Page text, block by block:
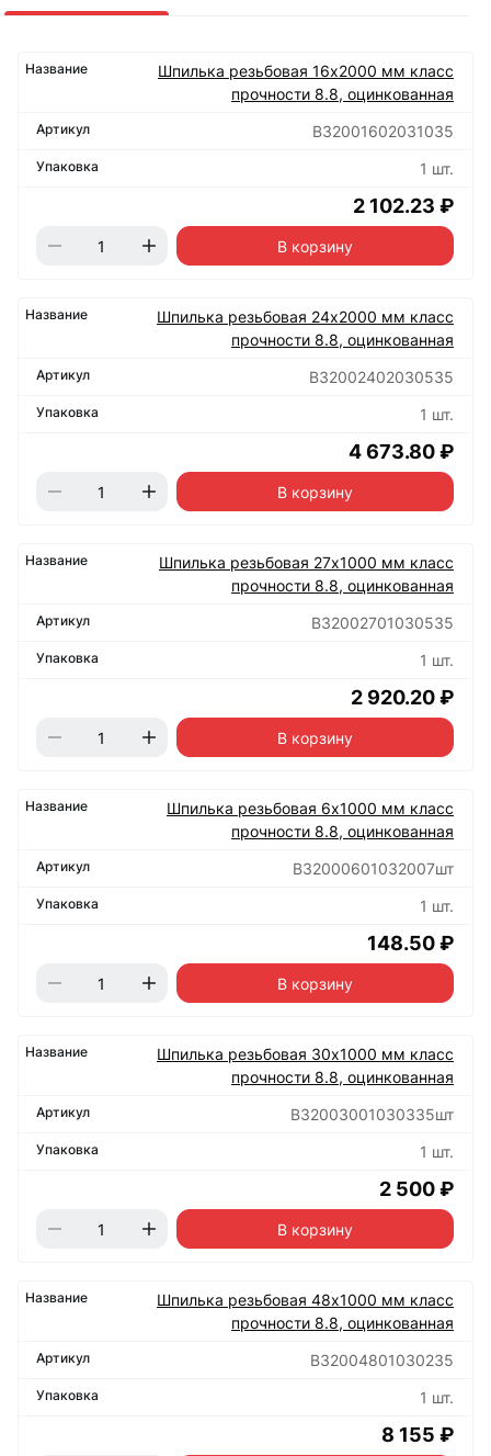
Шпилька резьбовая 16х2000 мм класс
прочности 8.8, оцинкованная
B32001602031035
1 шт.
2 102.23 ₽
В корзину
Шпилька резьбовая 24х2000 мм класс
прочности 8.8, оцинкованная
B32002402030535
1 шт.
4 673.80 ₽
В корзину
Шпилька резьбовая 27х1000 мм класс
прочности 8.8, оцинкованная
B32002701030535
1 шт.
2 920.20 ₽
В корзину
Шпилька резьбовая 6х1000 мм класс
прочности 8.8, оцинкованная
B32000601032007шт
1 шт.
148.50 ₽
В корзину
Шпилька резьбовая 30х1000 мм класс
прочности 8.8, оцинкованная
B32003001030335шт
1 шт.
2 500 ₽
В корзину
Шпилька резьбовая 48х1000 мм класс
прочности 8.8, оцинкованная
B32004801030235
1 шт.
8 155 ₽